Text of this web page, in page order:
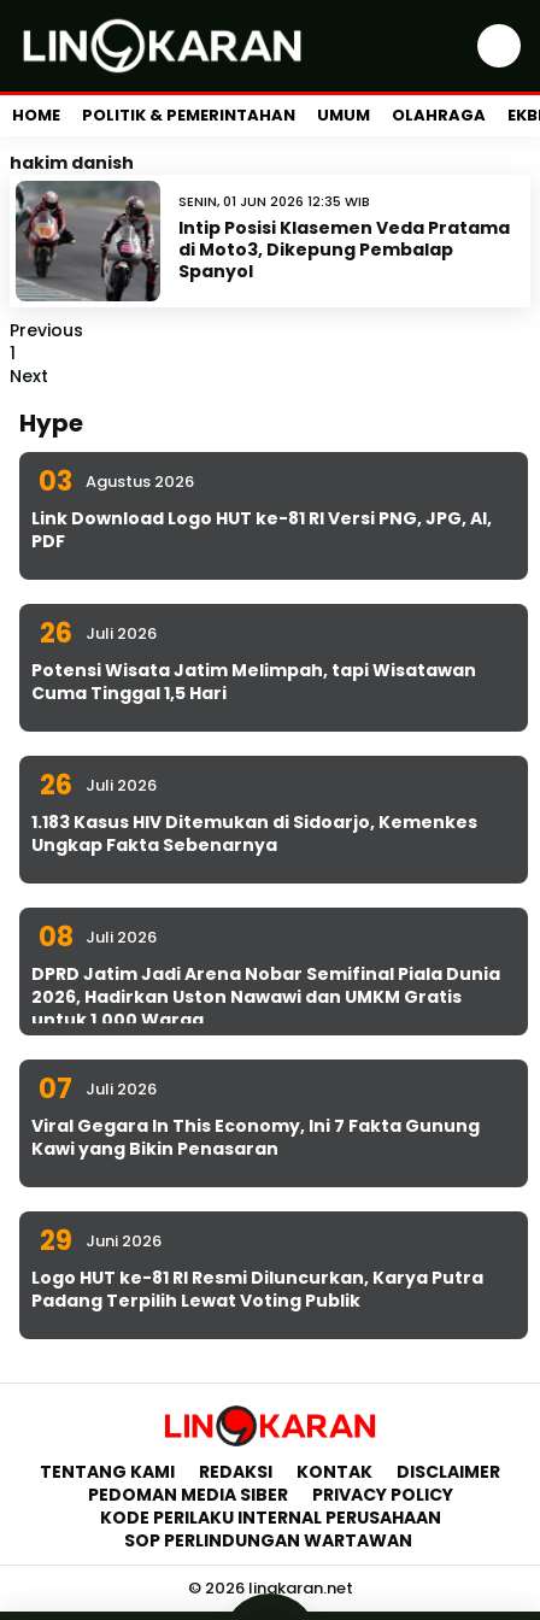
HOME POLITIK & PEMERINTAHAN UMUM OLAHRAGA
hakim danish
SENIN, 01 JUN 2026 12:35 WIB
Intip Posisi Klasemen Veda Pratama
di Moto3, Dikepung Pembalap
Spanyol
Previous
1
Next
Hype
03 Agustus 2026
Link Download Logo HUT ke-81 RI Versi PNG, JPG, AI,
PDF
26 Juli 2026
Potensi Wisata Jatim Melimpah, tapi Wisatawan
Cuma Tinggal 1,5 Hari
26 Juli 2026
1.183 Kasus HIV Ditemukan di Sidoarjo, Kemenkes
Ungkap Fakta Sebenarnya
08 Juli 2026
DPRD Jatim Jadi Arena Nobar Semifinal Piala Dunia
2026, Hadirkan Uston Nawawi dan UMKM Gratis
untuk 1.000 Warga
07 Juli 2026
Viral Gegara In This Economy, Ini 7 Fakta Gunung
Kawi yang Bikin Penasaran
29 Juni 2026
Logo HUT ke-81 RI Resmi Diluncurkan, Karya Putra
Padang Terpilih Lewat Voting Publik
TENTANG KAMI REDAKSI KONTAK
DISCLAIMER
PEDOMAN MEDIA SIBER
PRIVACY POLICY
KODE PERILAKU INTERNAL PERUSAHAAN
SOP PERLINDUNGAN WARTAWAN
© 2026 lingkaran.net